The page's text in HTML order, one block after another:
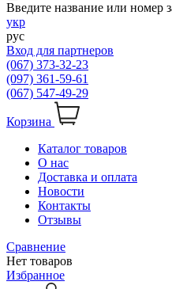
Введите название или номер
укр
рус
Вход для партнеров
(067) 373-32-23
(097) 361-59-61
(067) 547-49-29
Корзина
Каталог товаров
О нас
Доставка и оплата
Новости
Контакты
Отзывы
Сравнение
Нет товаров
Избранное